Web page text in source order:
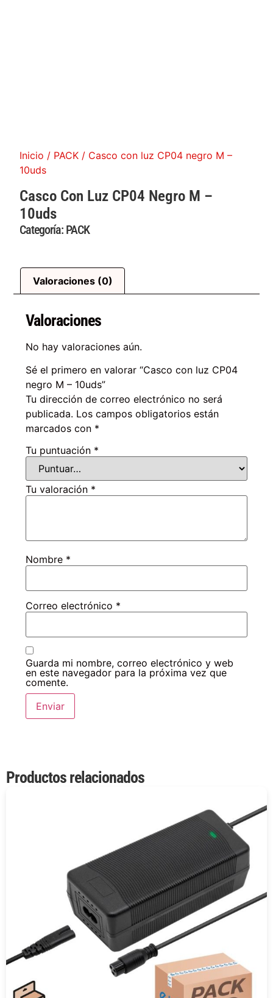
Inicio / PACK / Casco con luz CP04 negro M –
10uds
Casco Con Luz CP04 Negro M –
10uds
Categoría: PACK
Valoraciones (0)
Valoraciones
No hay valoraciones aún.
Sé el primero en valorar “Casco con luz CP04
negro M – 10uds”
Tu dirección de correo electrónico no será
publicada. Los campos obligatorios están
marcados con *
Tu puntuación *
Tu valoración *
Nombre *
Correo electrónico *
Guarda mi nombre, correo electrónico y web
en este navegador para la próxima vez que
comente.
Productos relacionados